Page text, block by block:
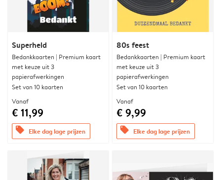
Superheld
Bedankkaarten | Premium kaart
met keuze uit 3
papierafwerkingen
Set van 10 kaarten
Vanaf
€ 11,99
offers Elke dag lage prijzen
80s feest
Bedankkaarten | Premium kaart
met keuze uit 3
papierafwerkingen
Set van 10 kaarten
Vanaf
€ 9,99
offers Elke dag lage prijzen